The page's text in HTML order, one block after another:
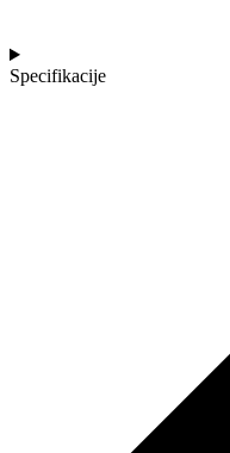
Specifikacije